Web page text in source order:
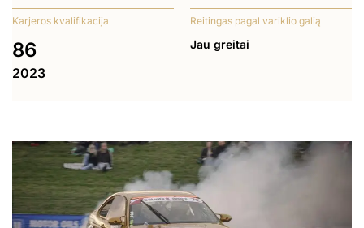
Karjeros kvalifikacija
86
2023
Reitingas pagal variklio galią
Jau greitai